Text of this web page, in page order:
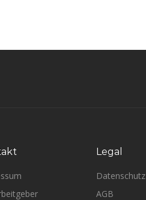
Legal
Datenschutz
AGB